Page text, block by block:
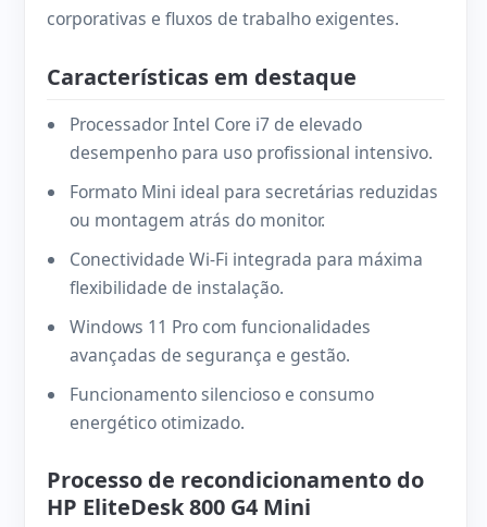
corporativas e fluxos de trabalho exigentes.
Características em destaque
Processador Intel Core i7 de elevado
desempenho para uso profissional intensivo.
Formato Mini ideal para secretárias reduzidas
ou montagem atrás do monitor.
Conectividade Wi-Fi integrada para máxima
flexibilidade de instalação.
Windows 11 Pro com funcionalidades
avançadas de segurança e gestão.
Funcionamento silencioso e consumo
energético otimizado.
Processo de recondicionamento do
HP EliteDesk 800 G4 Mini